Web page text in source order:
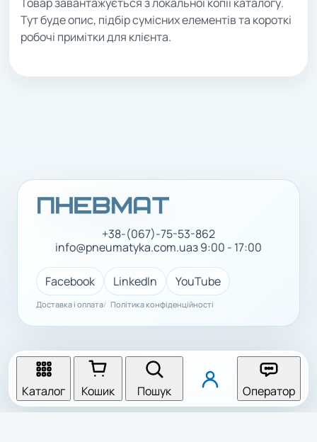
Тут буде опис, підбір сумісних елементів та короткі
робочі примітки для клієнта.
+38-(067)-75-53-862
info@pneumatyka.com.uaз 9:00 - 17:00
Facebook LinkedIn YouTube
Доставка і оплата Політика конфіденційності
Каталог Кошик Пошук Оператор